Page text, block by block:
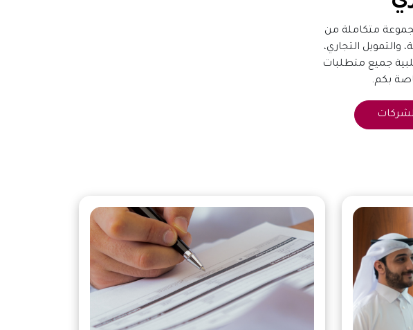
متكاملة من
والتمويل التجاري،
جميع متطلبات
بكم.